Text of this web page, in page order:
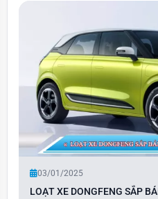
03/01/2025
LOẠT XE DONGFENG SẮP